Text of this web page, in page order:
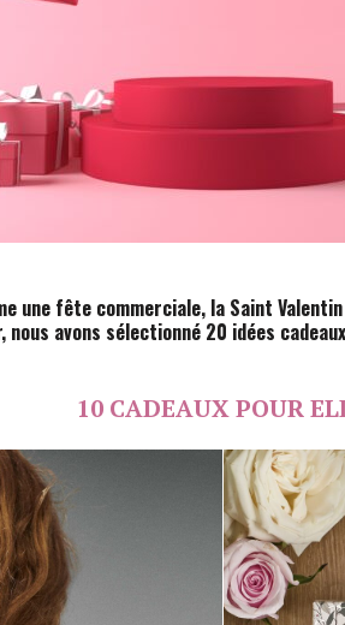
une fête commerciale, la Saint
nous avons sélectionné 20 idées
10 CADEAUX POUR